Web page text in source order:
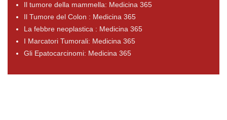
Il tumore della mammella: Medicina 365
Il Tumore del Colon : Medicina 365
La febbre neoplastica : Medicina 365
I Marcatori Tumorali: Medicina 365
Gli Epatocarcinomi: Medicina 365